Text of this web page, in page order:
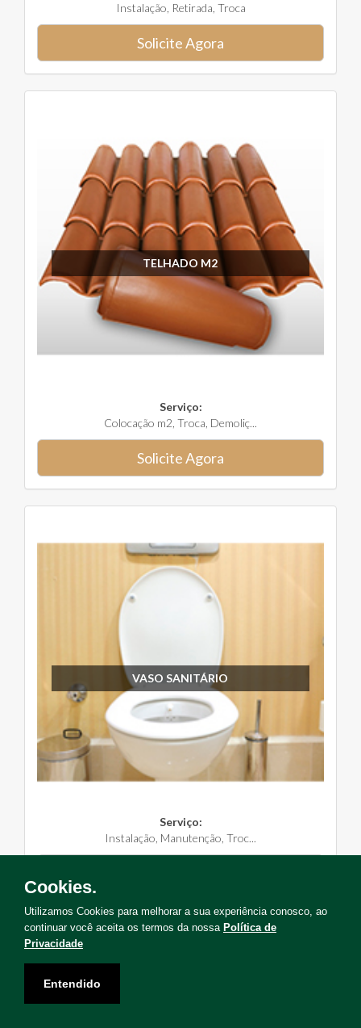
Instalação, Retirada, Troca
Solicite Agora
TELHADO M2
Serviço:
Colocação m2, Troca, Demoliç...
Solicite Agora
VASO SANITÁRIO
Serviço:
Instalação, Manutenção, Troc...
Solicite uma visita para levantamento de serviços!
Cookies.
Utilizamos Cookies para melhorar a sua experiência conosco, ao
continuar você aceita os termos da nossa Política de
Privacidade
Entendido